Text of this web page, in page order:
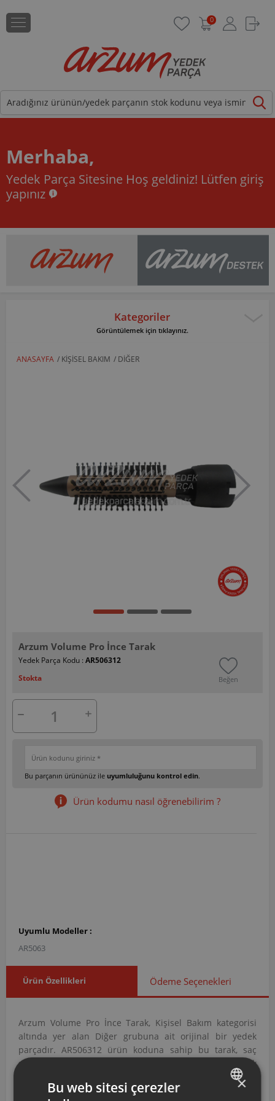
0
Merhaba,
Yedek Parça Sitesine Hoş geldiniz! Lütfen giriş
yapınız
Kategoriler
Görüntülemek için tıklayınız.
ANASAYFA / KIŞISEL BAKIM / DIĞER
Arzum Volume Pro İnce Tarak
Yedek Parça Kodu : AR506312
Stokta
Beğen
Bu parçanın ürününüz ile uyumluluğunu kontrol edin.
Ürün kodumu nasıl öğrenebilirim ?
Uyumlu Modeller :
AR5063
Ürün Özellikleri Ödeme Seçenekleri
Arzum Volume Pro İnce Tarak, Kişisel Bakım kategorisi
altında yer alan Diğer grubuna ait orijinal bir yedek
parçadır. AR506312 ürün koduna sahip bu tarak, saç
şekillendirme ve düzeltme işlevini gerçekleştirmek
AR506312 Kodlu Volume Pro İnce Tarak
×
Bu web sitesi çerezler